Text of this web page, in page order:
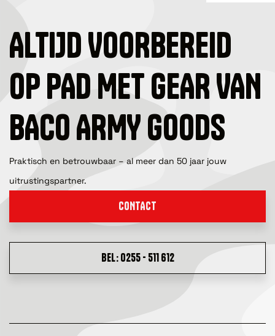
ALTIJD VOORBEREID
OP PAD MET GEAR VAN
BACO ARMY GOODS
Praktisch en betrouwbaar – al meer dan 50 jaar jouw
uitrustingspartner.
CONTACT
BEL: 0255 - 511 612